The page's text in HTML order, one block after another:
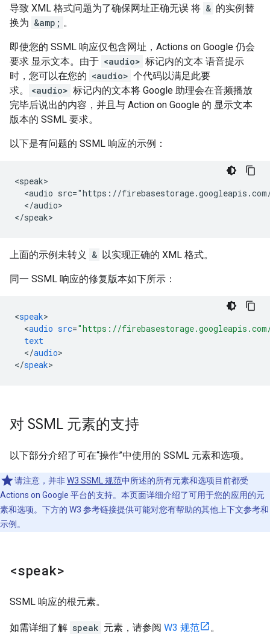
导致 XML 格式问题为了确保网址正确无误 将 & 的实例替
换为 &amp; 。
即使您的 SSML 响应仅包含网址，Actions on Google 仍会
要求 显示文本。由于 <audio> 标记内的文本 语音提示
时，您可以在您的 <audio> 个代码以满足此要
求。
<audio> 标记内的文本将 Google 助理会在音频播放
完毕后说出的内容，并且与 Action on Google 的 显示文本
版本的 SSML 要求。
以下是有问题的 SSML 响应的示例：
<speak>
<audio src="https://
  </audio>
上面的示例未转义 & 以实现正确的 XML 格式。
同一 SSML 响应的修复版本如下所示：
<speak
<audio src="https://firebasestorage.googleapis.com/v0/
text
</audio>
</speak
对 SSML 元素的支持
以下部分介绍了可在“操作”中使用的 SSML 元素和选项。
请注意，并非W3 SSML 规范中所述的所有元素和选项目前都受
Actions on Google 平台的支持。本页面详细介绍了可用于您的应用的元
素和选项。下方的 W3 参考链接提供可能对您有帮助的其他上下文参考和
示例。
<speak>
SSML 响应的根元素。
如需详细了解 speak 元素，请参阅 W3 规范 。